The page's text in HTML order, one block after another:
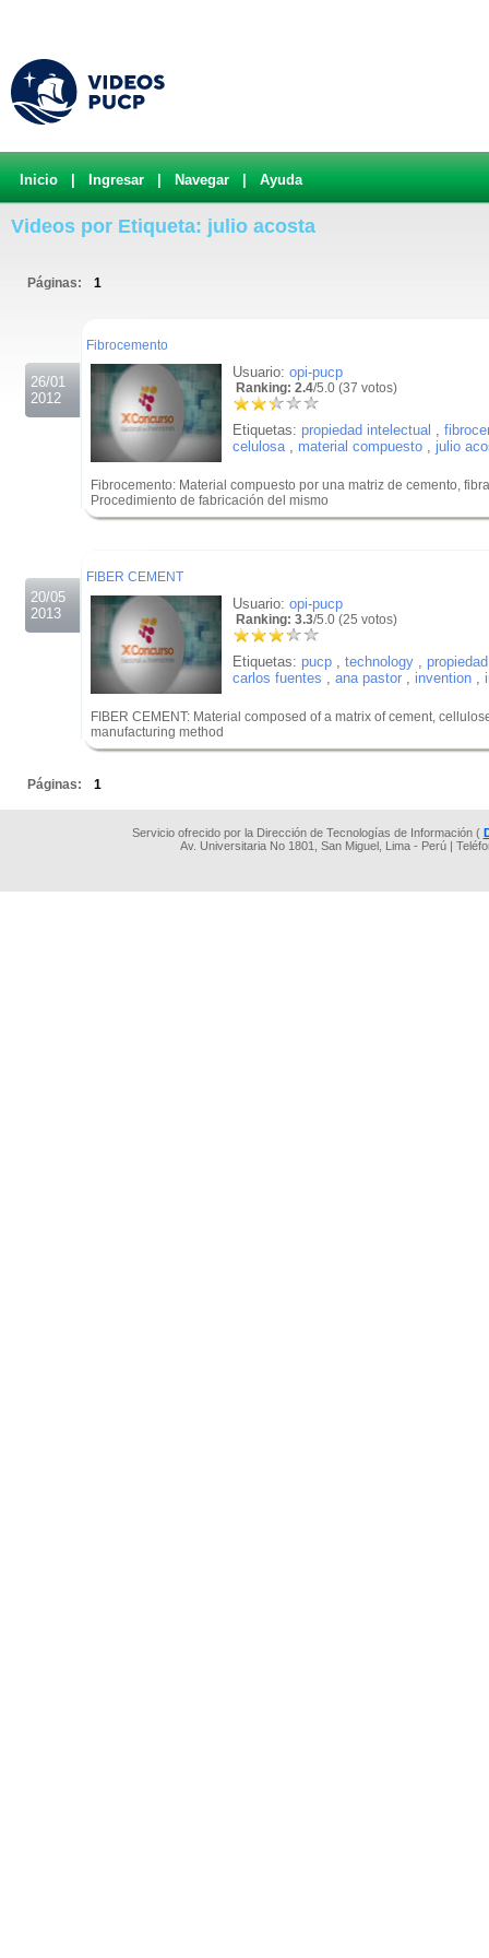
Inicio Ingresar Navegar Ayuda
Videos por Etiqueta: julio acosta
Páginas: 1
26/01
2012
Fibrocemento
Usuario: opi-pucp
Ranking: 2.4/5.0 (37 votos)
Etiquetas: propiedad intelectual ,
celulosa, material compuesto , julio
Fibrocemento: Material compuesto por una matriz de cemento,
Procedimiento de fabricación del mismo
20/05
2013
FIBER CEMENT
Usuario: opi-pucp
Ranking: 3.3/5.0 (25 votos)
Etiquetas: pucp , technology ,
carlos fuentes , ana pastor , invention ,
FIBER CEMENT: Material composed of a matrix of cement,
manufacturing method
Páginas: 1
Servicio ofrecido por la Dirección de Tecnologías de Información (
Av. Universitaria No 1801, San Miguel, Lima - Perú |